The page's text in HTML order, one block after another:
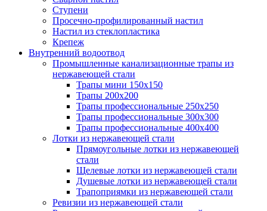
Ступени
Просечно-профилированный настил
Настил из стеклопластика
Крепеж
Внутренний водоотвод
Промышленные канализационные трапы из
нержавеющей стали
Трапы мини 150х150
Трапы 200х200
Трапы профессиональные 250х250
Трапы профессиональные 300х300
Трапы профессиональные 400х400
Лотки из нержавеющей стали
Прямоугольные лотки из нержавеющей
стали
Щелевые лотки из нержавеющей стали
Душевые лотки из нержавеющей стали
Трапоприямки из нержавеющей стали
Ревизии из нержавеющей стали